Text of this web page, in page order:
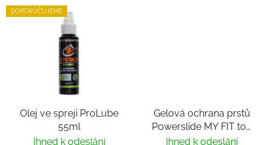
DOPORUČUJEME
Olej ve spreji ProLube
55ml
Ihned k odeslání
Gelová ochrana prstů
Powerslide MY FIT toe
cover
Ihned k odeslání